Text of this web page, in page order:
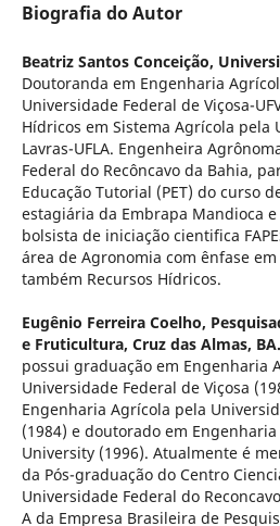
Biografia do Autor
Beatriz Santos Conceição,
Doutoranda em Engenharia
Universidade Federal de Viçosa-
Hídricos em Sistema Agrícola pela
Lavras-UFLA. Engenheira
Federal do Recôncavo da Bahia,
Educação Tutorial (PET) do curso
estagiária da Embrapa Mandioca
bolsista de iniciação cientifica
área de Agronomia com ênfase
também Recursos Hídricos.
Eugênio Ferreira Coelho,
e Fruticultura, Cruz das Almas, BA.
possui graduação em Engenharia
Universidade Federal de Viçosa
Engenharia Agrícola pela
(1984) e doutorado em
University (1996). Atualmente é
da Pós-graduação do Centro
Universidade Federal do
A da Empresa Brasileira de